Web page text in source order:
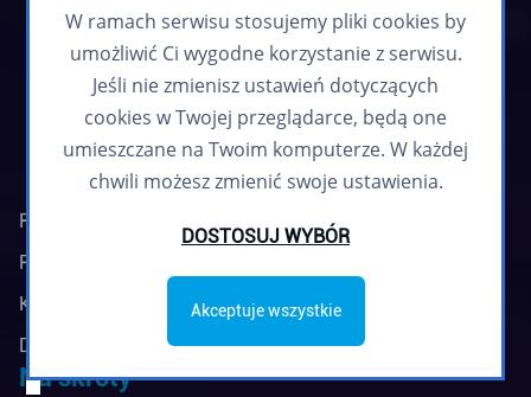
Biuletyn informacyjny
Zapisz się
Regulamin biuletynu
Polityka prywatności
Klauzule informacyjne
Deklaracja dostępności
Na skróty
W ramach serwisu stosujemy pliki cookies by
umożliwić Ci wygodne korzystanie z serwisu.
Jeśli nie zmienisz ustawień dotyczących
cookies w Twojej przeglądarce, będą one
umieszczane na Twoim komputerze. W każdej
chwili możesz zmienić swoje ustawienia.
DOSTOSUJ WYBÓR
Akceptuje wszystkie